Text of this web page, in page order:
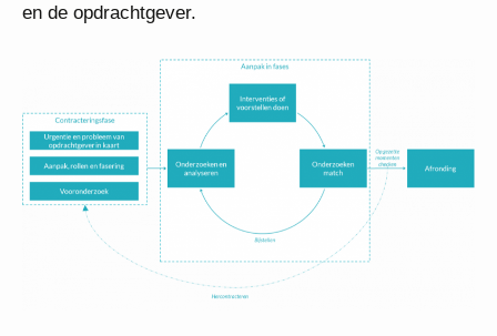
en de opdrachtgever.